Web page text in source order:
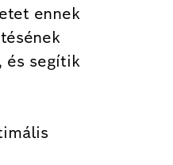
ennek
és segítik